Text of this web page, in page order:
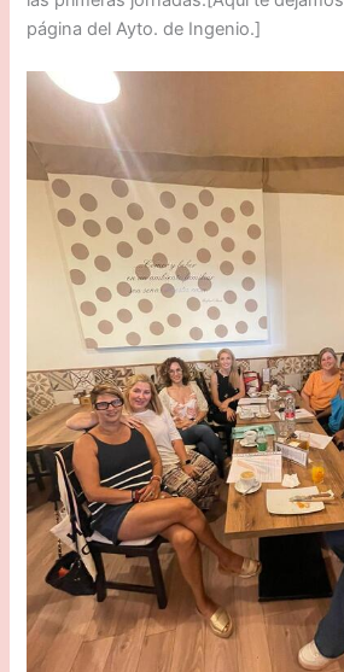
página del Ayto. de Ingenio.]